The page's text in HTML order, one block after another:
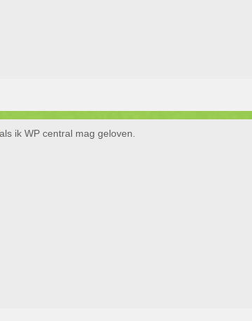
als ik WP central mag geloven.